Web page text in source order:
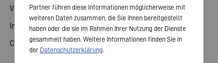
Veröffentlichungen
Investorenkontakt
Corporate Governance
Partner führen diese Informationen möglicherweise mit
weiteren Daten zusammen, die Sie ihnen bereitgestellt
haben oder die sie im Rahmen Ihrer Nutzung der Dienste
gesammelt haben. Weitere Informationen finden Sie in
der Datenschutzerklärung.